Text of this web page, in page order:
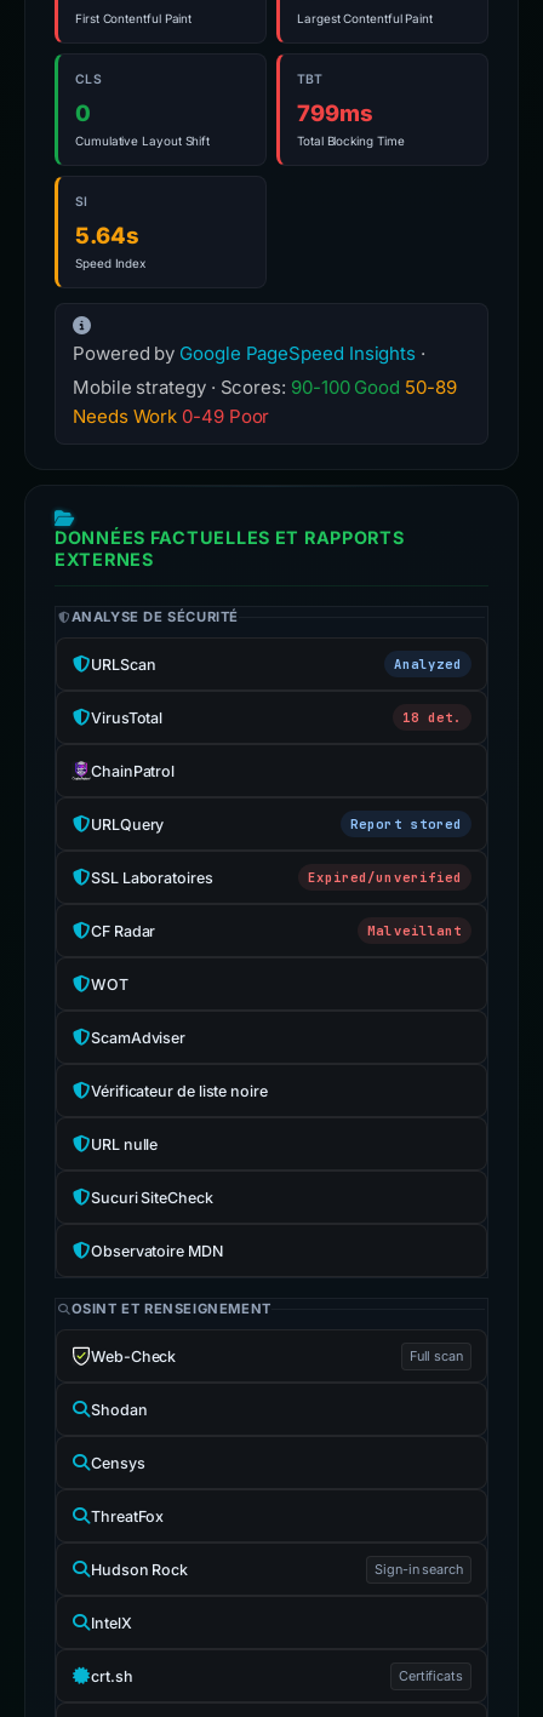
First Contentful Paint Largest Contentful Paint
CLS
0
Cumulative Layout Shift
TBT
799ms
Total Blocking Time
SI
5.64s
Speed Index
Powered by Google PageSpeed Insights ·
Mobile strategy · Scores: 90-100 Good 50-89
Needs Work 0-49 Poor
DONNÉES FACTUELLES ET RAPPORTS
EXTERNES
ANALYSE DE SÉCURITÉ
URLScan Analyzed
VirusTotal 18 det.
ChainPatrol
URLQuery Report stored
SSL Laboratoires Expired/unverified
CF Radar Malveillant
WOT
ScamAdviser
Vérificateur de liste noire
URL nulle
Sucuri SiteCheck
Observatoire MDN
OSINT ET RENSEIGNEMENT
Web-Check Full scan
Shodan
Censys
ThreatFox
Hudson Rock Sign-in search
IntelX
crt.sh Certificats